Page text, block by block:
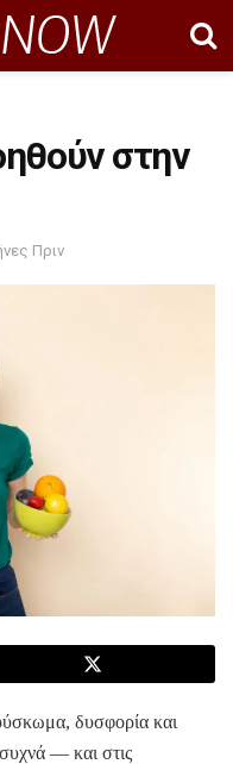
στην
Πριν
δυσφορία και
— και στις